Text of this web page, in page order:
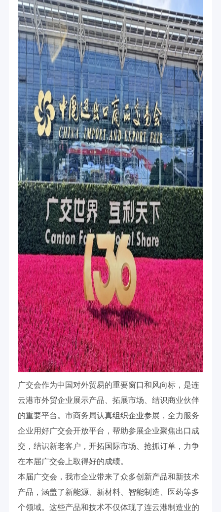
广交会作为中国对外贸易的重要窗口和风向标，是连
云港市外贸企业展示产品、拓展市场、结识商业伙伴
的重要平台。市商务局认真组织企业参展，全力服务
企业用好广交会开放平台，帮助参展企业聚焦出口成
交，结识新老客户，开拓国际市场、抢抓订单，力争
在本届广交会上取得好的成绩。
本届广交会，我市企业带来了众多创新产品和新技术
产品，涵盖了新能源、新材料、智能制造、医药等多
个领域。这些产品和技术不仅体现了连云港制造业的